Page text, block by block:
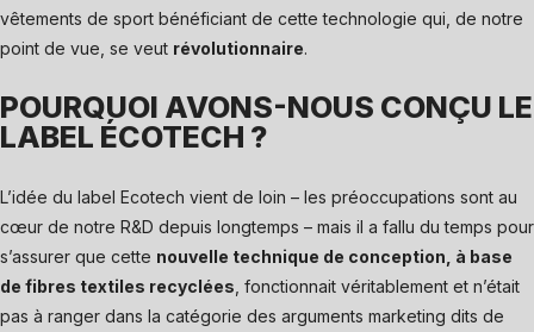
vêtements de sport bénéficiant de cette technologie qui, de notre
point de vue, se veut révolutionnaire.
POURQUOI AVONS-NOUS CONÇU LE
LABEL ÉCOTECH ?
L’idée du label Ecotech vient de loin – les préoccupations sont au
cœur de notre R&D depuis longtemps – mais il a fallu du temps pour
s’assurer que cette nouvelle technique de conception, à base
de fibres textiles recyclées , fonctionnait véritablement et n’était
pas à ranger dans la catégorie des arguments marketing dits de